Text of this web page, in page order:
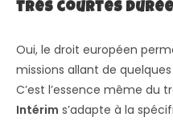
très courtes
Oui, le droit européen
missions allant de
C’est l’essence même du
Intérim s’adapte à la